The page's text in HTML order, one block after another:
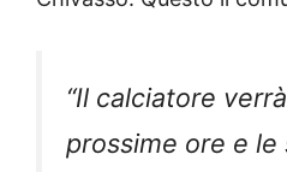
“Il calciatore
prossime ore e